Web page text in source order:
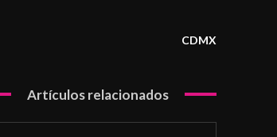
CDMX
Artículos relacionados